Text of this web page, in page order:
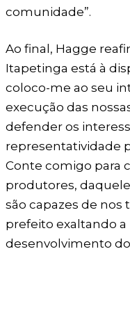
comunidade”.
Ao final, Hagge
Itapetinga está à
coloco-me ao seu
execução das
defender os
representatividade
Conte comigo para
produtores,
são capazes de nos
prefeito exaltando a
desenvolvimento